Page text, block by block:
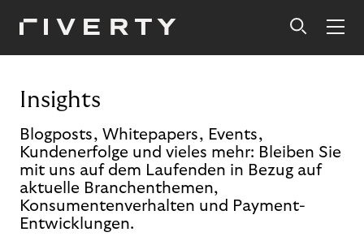
Insights
Blogposts, Whitepapers, Events,
Kundenerfolge und vieles mehr: Bleiben Sie
mit uns auf dem Laufenden in Bezug auf
aktuelle Branchenthemen,
Konsumentenverhalten und Payment-
Entwicklungen.